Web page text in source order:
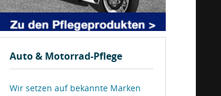
Auto & Motorrad-Pflege
Wir setzen auf bekannte Marken